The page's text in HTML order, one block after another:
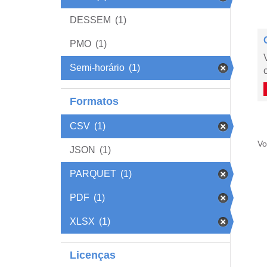
DESSEM (1)
PMO (1)
Semi-horário (1)
Formatos
CSV (1)
JSON (1)
PARQUET (1)
PDF (1)
XLSX (1)
Licenças